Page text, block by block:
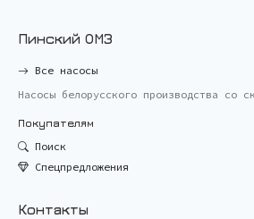
Пинский ОМЗ
Все насосы
Насосы белорусского производства со
Покупателям
Поиск
Спецпредложения
Контакты